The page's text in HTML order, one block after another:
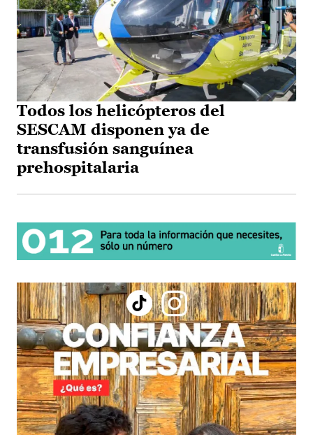
Todos los helicópteros del
SESCAM disponen ya de
transfusión sanguínea
prehospitalaria